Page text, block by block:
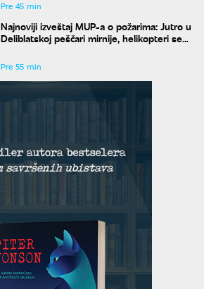
Pre 45 min
Najnoviji izveštaj MUP-a o požarima: Jutro u
Deliblatskoj peščari mirnije, helikopteri se
Pre 55 min